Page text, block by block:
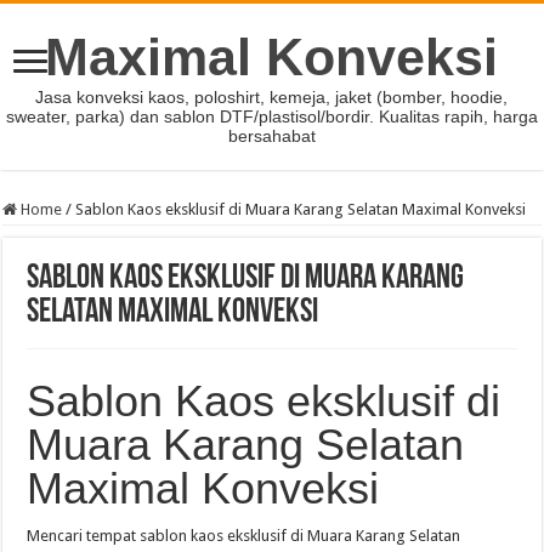
Maximal Konveksi
Jasa konveksi kaos, poloshirt, kemeja, jaket (bomber, hoodie,
sweater, parka) dan sablon DTF/plastisol/bordir. Kualitas rapih, harga
bersahabat
Home / Sablon Kaos eksklusif di Muara Karang Selatan Maximal Konveksi
Sablon Kaos eksklusif di Muara Karang
Selatan Maximal Konveksi
Sablon Kaos eksklusif di
Muara Karang Selatan
Maximal Konveksi
Mencari tempat sablon kaos eksklusif di Muara Karang Selatan